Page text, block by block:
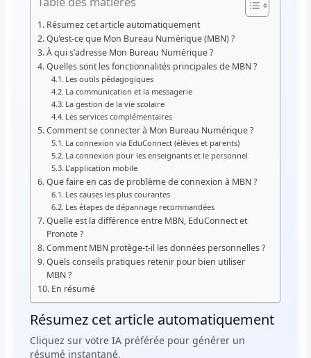
Résumez cet article automatiquement
Qu’est-ce que Mon Bureau Numérique (MBN) ?
À qui s’adresse Mon Bureau Numérique ?
Quelles sont les fonctionnalités principales de MBN ?
Les outils pédagogiques
La communication et la messagerie
La gestion de la vie scolaire
Les services complémentaires
Comment se connecter à Mon Bureau Numérique ?
La connexion via EduConnect (élèves et parents)
La connexion pour les enseignants et le personnel
L’application mobile
Que faire en cas de problème de connexion à MBN ?
Les causes les plus courantes
Les étapes de dépannage recommandées
Quelle est la différence entre MBN, EduConnect et
Pronote ?
Comment MBN protège-t-il les données personnelles ?
Quels conseils pratiques retenir pour bien utiliser
MBN ?
En résumé
Résumez cet article automatiquement
Cliquez sur votre IA préférée pour générer un
résumé instantané.